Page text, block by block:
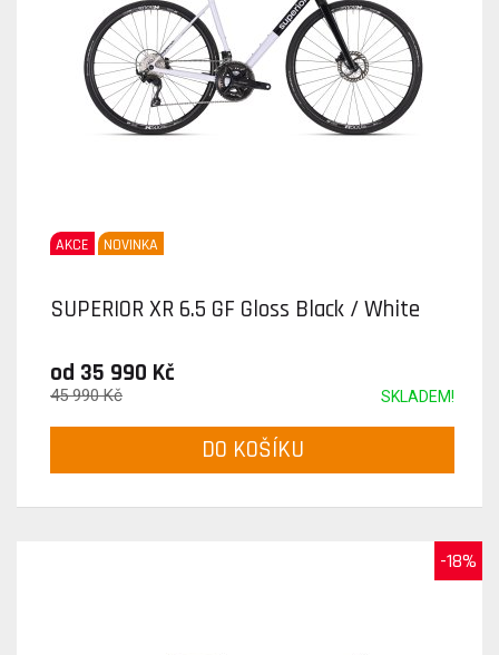
AKCE NOVINKA
SUPERIOR XR 6.5 GF Gloss Black / White
od 35 990 Kč
SKLADEM!
45 990 Kč
DO KOŠÍKU
-18%